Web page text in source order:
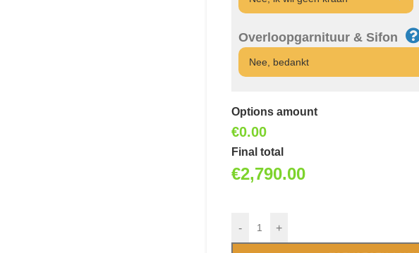
Overloopgarnituur & Sifon
Options amount
€0.00
Final total
€2,790.00
- +